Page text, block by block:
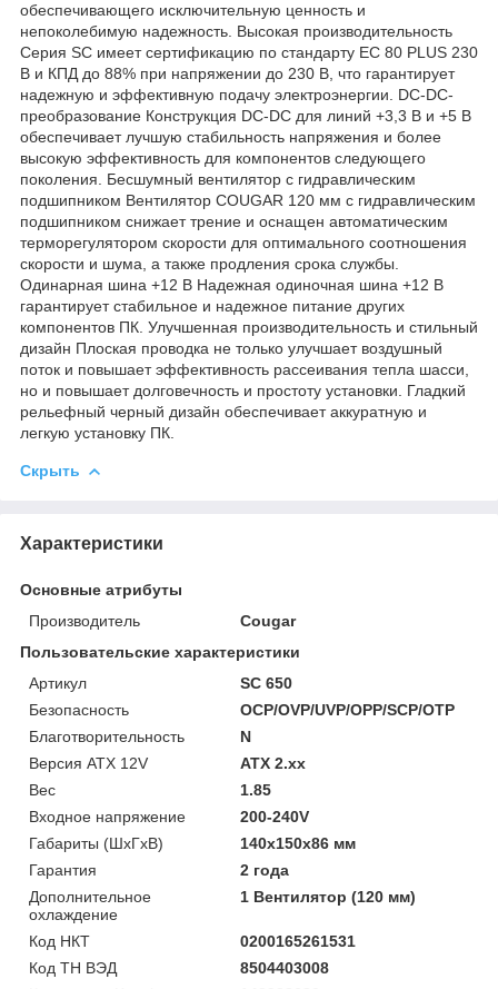
обеспечивающего исключительную ценность и
непоколебимую надежность. Высокая производительность
Серия SC имеет сертификацию по стандарту ЕС 80 PLUS 230
В и КПД до 88% при напряжении до 230 В, что гарантирует
надежную и эффективную подачу электроэнергии. DC-DC-
преобразование Конструкция DC-DC для линий +3,3 В и +5 В
обеспечивает лучшую стабильность напряжения и более
высокую эффективность для компонентов следующего
поколения. Бесшумный вентилятор с гидравлическим
подшипником Вентилятор COUGAR 120 мм с гидравлическим
подшипником снижает трение и оснащен автоматическим
терморегулятором скорости для оптимального соотношения
скорости и шума, а также продления срока службы.
Одинарная шина +12 В Надежная одиночная шина +12 В
гарантирует стабильное и надежное питание других
компонентов ПК. Улучшенная производительность и стильный
дизайн Плоская проводка не только улучшает воздушный
поток и повышает эффективность рассеивания тепла шасси,
но и повышает долговечность и простоту установки. Гладкий
рельефный черный дизайн обеспечивает аккуратную и
легкую установку ПК.
Скрыть
Характеристики
Основные атрибуты
Производитель
Cougar
Пользовательские характеристики
Артикул
SC 650
Безопасность
OCP/OVP/UVP/OPP/SCP/OTP
Благотворительность
N
Версия ATX 12V
ATX 2.xx
Вес
1.85
Входное напряжение
200-240V
Габариты (ШхГхВ)
140x150x86 мм
Гарантия
2 года
Дополнительное
охлаждение
1 Вентилятор (120 мм)
Код НКТ
0200165261531
Код ТН ВЭД
8504403008